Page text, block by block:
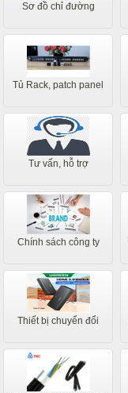
Sơ đồ chỉ đường
Tủ Rack, patch panel
Tư vấn, hỗ trợ
Chính sách công ty
Thiết bị chuyển đổi